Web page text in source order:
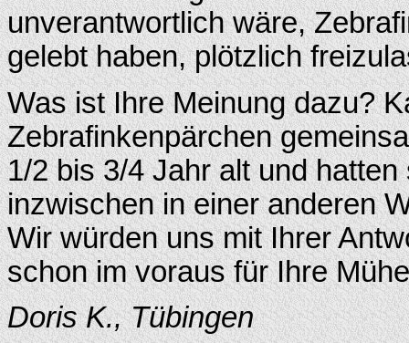
unverantwortlich wäre,
gelebt haben, plötzlich
Was ist Ihre Meinung dazu?
Zebrafinkenpärchen
1/2 bis 3/4 Jahr alt und
inzwischen in einer anderen
Wir würden uns mit Ihrer
schon im voraus für Ihre
Doris K., Tübingen